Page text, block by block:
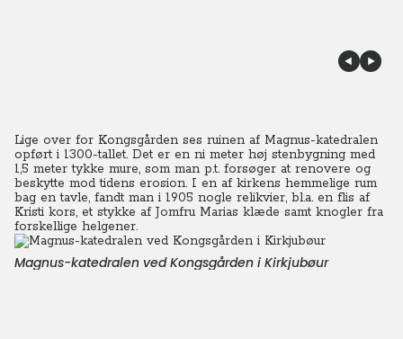
Lige over for Kongsgården ses ruinen af Magnus-katedralen
opført i 1300-tallet. Det er en ni meter høj stenbygning med
1,5 meter tykke mure, som man p.t. forsøger at renovere og
beskytte mod tidens erosion. I en af kirkens hemmelige rum
bag en tavle, fandt man i 1905 nogle relikvier, bl.a. en flis af
Kristi kors, et stykke af Jomfru Marias klæde samt knogler fra
forskellige helgener.
Magnus-katedralen ved Kongsgården i Kirkjubøur